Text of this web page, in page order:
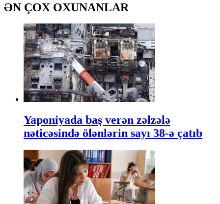
ƏN ÇOX OXUNANLAR
Yaponiyada baş verən zəlzələ
nəticəsində ölənlərin sayı 38-ə çatıb